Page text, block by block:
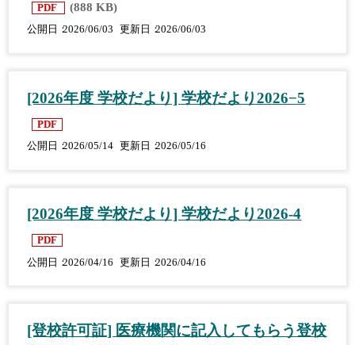
PDF (888 KB)
公開日 2026/06/03 更新日 2026/06/03
[2026年度 学校だより] 学校だより2026−5
PDF
公開日
2026/05/14 更新日 2026/05/16
[2026年度 学校だより] 学校だより2026-4
PDF
公開日
2026/04/16 更新日 2026/04/16
[登校許可証] 医療機関に記入してもらう登校